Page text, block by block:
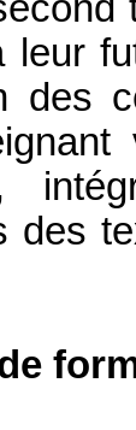
leur
des
des